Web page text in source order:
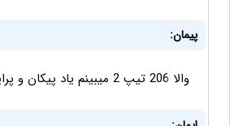
پیمان:
والا 206 تیپ 2 میبینم یاد پیکان و پراید میافتم خخخ